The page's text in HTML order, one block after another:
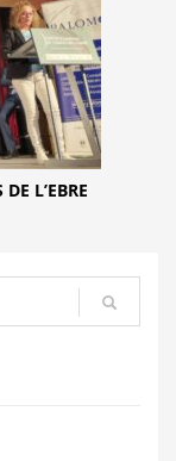
L’EBRE